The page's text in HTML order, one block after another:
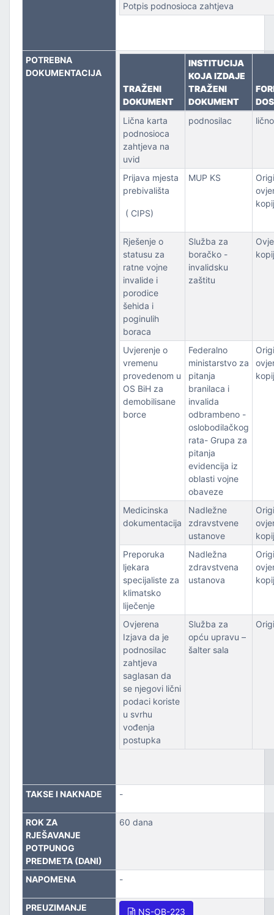
IZBJEGLICE I RASELJENA LICA
Potpis podnosioca zahtjeva
POTREBNA
DOKUMENTACIJA
TRAŽENI
DOKUMENT
INSTITUCIJA
KOJA IZDAJE
TRAŽENI
DOKUMENT
Lična karta
podnosioca
zahtjeva na
uvid
podnosilac lično
Prijava mjesta
prebivališta
( CIPS)
MUP KS
Rješenje o
statusu za
ratne vojne
invalide i
porodice
šehida i
poginulih
boraca
Služba za
boračko -
invalidsku
zaštitu
Uvjerenje o
vremenu
provedenom u
OS BiH za
demobilisane
borce
Federalno
ministarstvo za
pitanja
branilaca i
invalida
odbrambeno -
oslobodilačkog
rata- Grupa za
pitanja
evidencija iz
oblasti vojne
obaveze
Medicinska
dokumentacija
Nadležne
zdravstvene
ustanove
Preporuka
ljekara
specijaliste za
klimatsko
liječenje
Nadležna
zdravstvena
ustanova
Ovjerena
Izjava da je
podnosilac
zahtjeva
saglasan da
se njegovi lični
podaci koriste
u svrhu
vođenja
postupka
Služba za
opću upravu –
šalter sala
TAKSE I NAKNADE -
ROK ZA
RJEŠAVANJE
POTPUNOG
PREDMETA (DANI)
60 dana
NAPOMENA -
PREUZIMANJE NS-OB-223